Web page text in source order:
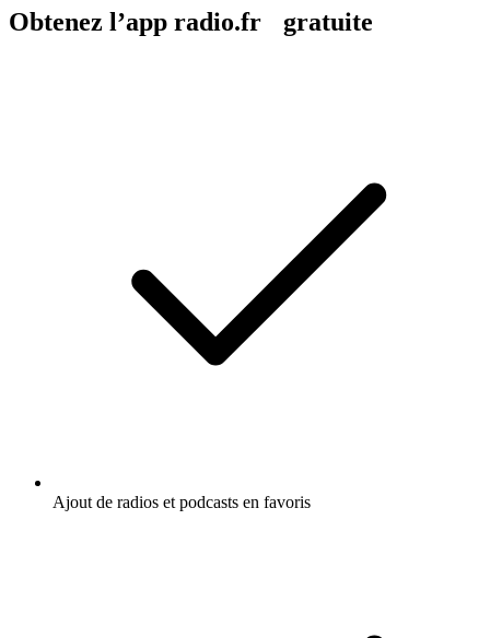
Obtenez l’app radio.fr gratuite
Ajout de radios et podcasts en favoris